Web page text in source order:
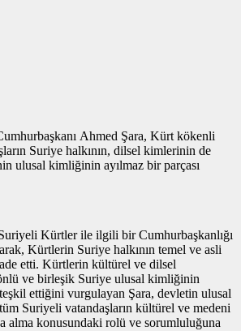
Ahmed Şara, Kürt kökenli
Suriye halkının, dilsel kimlerinin de
ulusal kimliğinin ayılmaz bir parçası
Kürtler ile ilgili bir Cumhurbaşkanlığı
Kürtlerin Suriye halkının temel ve asli
etti. Kürtlerin kültürel ve dilsel
ve birleşik Suriye ulusal kimliğinin
ettiğini vurgulayan Şara, devletin ulusal
Suriyeli vatandaşların kültürel ve medeni
alma konusundaki rolü ve sorumluluğuna